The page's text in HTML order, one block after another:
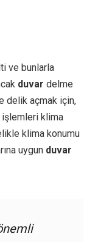
ve bunlarla
duvar delme
delik açmak için,
işlemleri klima
klima konumu
uygun duvar